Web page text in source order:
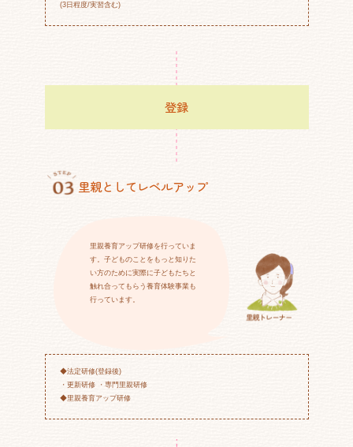
(3日程度/実習含む)
登録
里親としてレベルアップ
里親養育アップ研修を行っていま
す。子どものことをもっと知りた
い方のために実際に子どもたちと
触れ合ってもらう養育体験事業も
行っています。
◆法定研修(登録後)
・更新研修 ・専門里親研修
◆里親養育アップ研修